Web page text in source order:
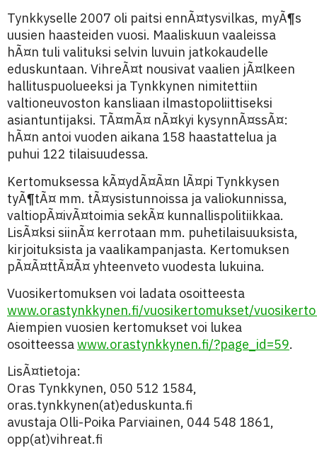
Tynkkyselle 2007 oli paitsi ennÃ¤tysvilkas, myÃ¶s
uusien haasteiden vuosi. Maaliskuun vaaleissa
hÃ¤n tuli valituksi selvin luvuin jatkokaudelle
eduskuntaan. VihreÃ¤t nousivat vaalien jÃ¤lkeen
hallituspuolueeksi ja Tynkkynen nimitettiin
valtioneuvoston kansliaan ilmastopoliittiseksi
asiantuntijaksi. TÃ¤mÃ¤ nÃ¤kyi kysynnÃ¤ssÃ¤:
hÃ¤n antoi vuoden aikana 158 haastattelua ja
puhui 122 tilaisuudessa.
Kertomuksessa kÃ¤ydÃ¤Ã¤n lÃ¤pi Tynkkysen
tyÃ¶tÃ¤ mm. tÃ¤ysistunnoissa ja valiokunnissa,
valtiopÃ¤ivÃ¤toimia sekÃ¤ kunnallispolitiikkaa.
LisÃ¤ksi siinÃ¤ kerrotaan mm. puhetilaisuuksista,
kirjoituksista ja vaalikampanjasta. Kertomuksen
pÃ¤Ã¤ttÃ¤Ã¤ yhteenveto vuodesta lukuina.
Vuosikertomuksen voi ladata osoitteesta
www.orastynkkynen.fi/vuosikertomukset/
Aiempien vuosien kertomukset voi lukea
osoitteessawww.orastynkkynen.fi/?page_id=59.
LisÃ¤tietoja:
Oras Tynkkynen, 050 512 1584,
oras.tynkkynen(at)eduskunta.fi
avustaja Olli-Poika Parviainen, 044 548 1861,
opp(at)vihreat.fi